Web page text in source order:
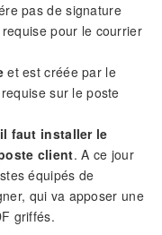
pas de signature
pour le courrier
et est créée par le
sur le poste
faut installer le
client. A ce jour
équipés de
qui va apposer une
griffés.